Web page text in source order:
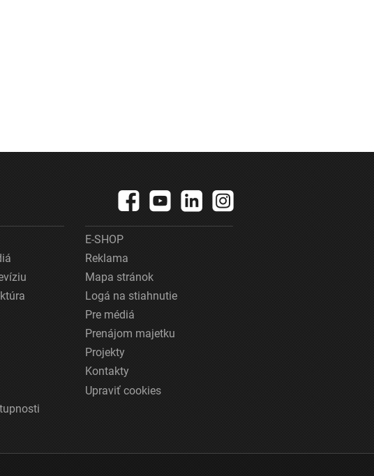
E-SHOP
Reklama
Mapa stránok
Logá na stiahnutie
Pre médiá
Prenájom majetku
Projekty
Kontakty
Upraviť cookies